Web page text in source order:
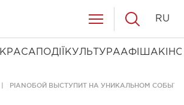
КРАСА ПОДІЇ КУЛЬТУРААФІША КІНО
RU
PIANOБОЙ ВЫСТУПИТ НА УНИКАЛЬНОМ СОБЫТИИ